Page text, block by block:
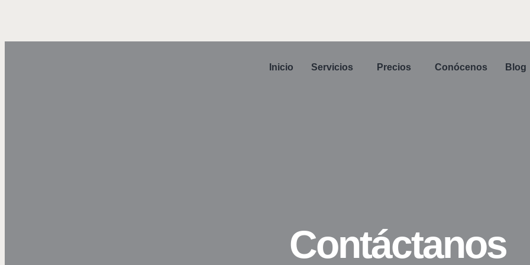
Inicio Servicios Precios Conócenos Blog
Contáctanos